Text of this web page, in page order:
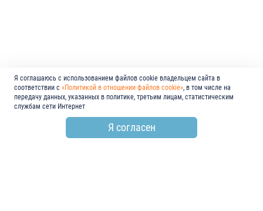
Я соглашаюсь с использованием файлов cookie владельцем сайта в
соответствии с «Политикой в отношении файлов cookie», в том числе на
передачу данных, указанных в политике, третьим лицам, статистическим
службам сети Интернет
Я согласен